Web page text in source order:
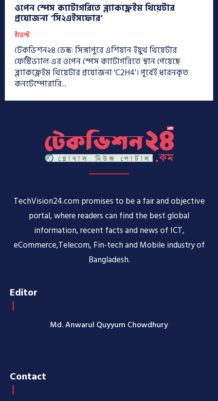
ওপেন স্পেস ক্যাটাগরিতে ব্ল্যাকফ্লেইম থিয়েটার
প্রযোজনা ‘সি২এইসফোর’
ইভেন্ট
টেকভিশন২৪ ডেস্ক: সিঙ্গাপুরে এশিয়ান ইয়ুথ থিয়েটার
ফেস্টিভ্যাল এর ওপেন স্পেস ক্যাটাগরিতে স্থান পেয়েছে
ব্ল্যাকফ্লেইম থিয়েটার প্রযোজনা 'C2H4'। পূর্বেই ধারনকৃত
কনটেম্পোরারি...
TechVision24.com promises to be a fair and objective
portal, where readers can find the best global
information, recent facts and news of ICT,
eCommerce,Telecom, Fin-tech and Mobile industry of
Bangladesh.
Editor
Md. Anwarul Quyyum Chowdhury
Contact